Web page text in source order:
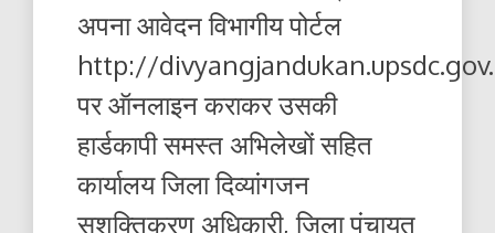
अपना आवेदन विभागीय पोर्टल
http://
पर ऑनलाइन कराकर उसकी
हार्डकापी समस्त अभिलेखों सहित
कार्यालय जिला दिव्यांगजन
सशक्तिकरण अधिकारी, जिला पंचायत